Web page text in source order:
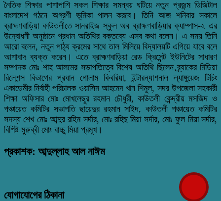
নৈতিক শিক্ষার পাশাপাশি সকল শিক্ষার সমন্বয় ঘটিয়ে নতুন প্রজন্ম ডিজিটাল
বাংলাদেশ গঠনে অগ্রণী ভূমিকা পালন করবে। তিনি আজ শনিবার সকালে
ব্রাহ্মণবাড়িয়া কাউতলীতে সানরাইজ স্কুল অব ব্রাহ্মণবাড়িয়ার ক্যাম্পাস-২ এর
উদ্বোধনী অনুষ্ঠানে প্রধান অতিথির বক্তব্যে এসব কথা বলেন। এ সময় তিনি
আরো বলেন, নতুন পাঠ্য ক্রমের সাথে তাল মিলিয়ে বিদ্যালয়টি এগিয়ে যাবে বলে
আশাবাদ ব্যক্ত করেন। এতে ব্রাহ্মণবাড়িয়া রেড ক্রিসেন্ট ইউনিটের সাধারণ
সম্পাদক মোঃ শাহ আলমের সভাপতিত্বে বিশেষ অতিথি ছিলেন ব্র্যাকের মিডিয়া
রিলেশন্স বিভাগের প্রধান গোলাম কিবরিয়া, ইন্টারন্যাশনাল ল্যাঙ্গুয়েজ টিচিং
একাডেমীর নির্বাহী পরিচালক ওয়াসিম আহমেদ খান শিমুল, সদর উপজেলা সহকারী
শিক্ষা অফিসার মোঃ মোখলেছুর রহমান চৌধুরী, কাউতলী কেন্দ্রীয় মসজিদ ও
পঞ্চায়েত কমিটির সভাপতি ছায়েদুর রহমান সাইদ, কাউতলী পঞ্চায়েত কমিটির
সদস্য শেখ মোঃ আব্দুর রহিম সর্দার, মোঃ রহিছ মিয়া সর্দার, মোঃ ফুল মিয়া সর্দার,
বিশিষ্ট মুরুব্বী মোঃ বাচ্চু মিয়া প্রমূখ।
প্রকাশক: আব্দুল্লাহ আল নাঈম
যোগাযোগের ঠিকানা